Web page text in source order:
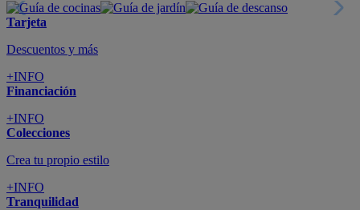
Tarjeta
Descuentos y más
+INFO
Financiación
+INFO
Colecciones
Crea tu propio estilo
+INFO
Tranquilidad